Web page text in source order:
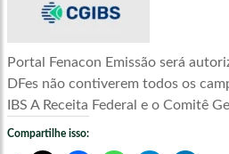
Portal Fenacon Emissão será
DFes não contiverem todos os
IBS A Receita Federal e o Comitê
Compartilhe isso: